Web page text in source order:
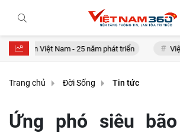
Việt Nam - 25 năm phát triển Việt
Trang chủ Đời Sống Tin tức
Ứng phó siêu bão